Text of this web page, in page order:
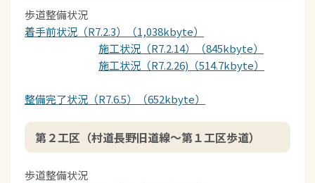
歩道整備状況
着手前状況（R7.2.3）（1,038kbyte）
施工状況（R7.2.14）（845kbyte）
施工状況（R7.2.26)（514.7kbyte）
整備完了状況（R7.6.5）（652kbyte）
第２工区（村道長野旧道線～第１工区歩道）
歩道整備状況